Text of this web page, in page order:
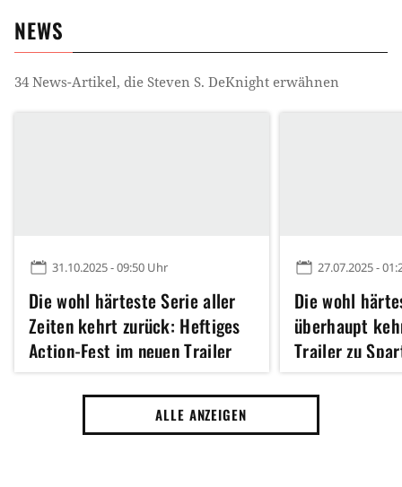
NEWS
34 News-Artikel, die Steven S. DeKnight erwähnen
31.10.2025 - 09:50 Uhr
Die wohl härteste Serie aller
Zeiten kehrt zurück: Heftiges
Action-Fest im neuen Trailer
für Spartacus: House of Ashur
27.07.2025 -
Die wohl
überhaupt
Trailer zu
Ashur
ALLE ANZEIGEN